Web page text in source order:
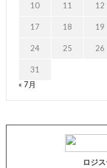
10 11 12
17 18 19
24 25 26
31
« 7月
ロジ